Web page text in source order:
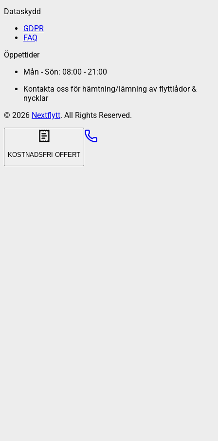
Dataskydd
GDPR
FAQ
Öppettider
Mån - Sön: 08:00 - 21:00
Kontakta oss för hämtning/lämning av flyttlådor &
nycklar
© 2026 Nextflytt. All Rights Reserved.
KOSTNADSFRI OFFERT